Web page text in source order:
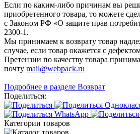
Если по каким-либо причинам вы
приобретенного товара, то можете
с Законом РФ «О защите прав
2300-1.
Мы принимаем к возврату товар
случае, если товар окажется с
Претензии по качеству товара
почту mail@webpack.ru
Подробнее в разделе Возврат
Поделиться:
Категории товаров